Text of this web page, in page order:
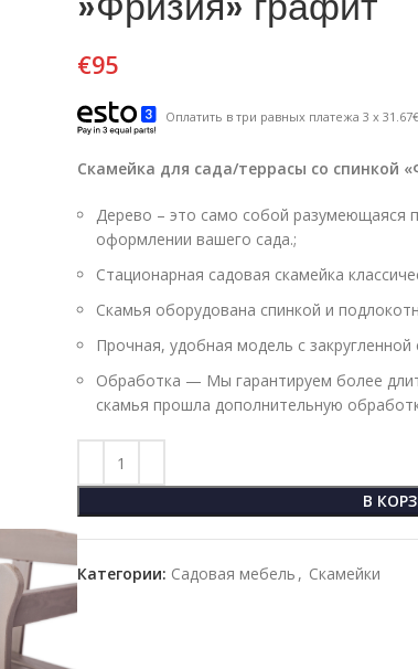
€95
Оплатить в три равных платежа 3 x 31.67€
Скамейка для сада/террасы со спинкой
Дерево – это само собой разумеющаяся
оформлении вашего сада.;
Стационарная садовая скамейка
Скамья оборудована спинкой и
Прочная, удобная модель с
Обработка — Мы гарантируем более
скамья прошла дополнительную
В
Категории: Садовая мебель , Скамейки